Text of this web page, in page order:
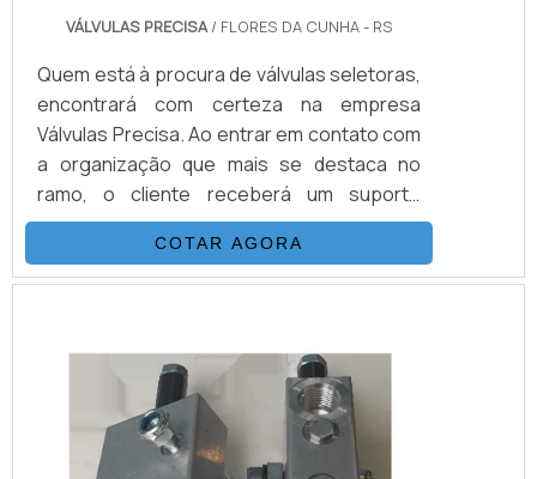
VÁLVULAS PRECISA/ FLORES DA CUNHA - RS
Quem está à procura de válvulas seletoras,
encontrará com certeza na empresa
Válvulas Precisa. Ao entrar em contato com
a organização que mais se destaca no
ramo, o cliente receberá um suporte
completo para sanar eventuais dúvidas
sobre o produto a ser adquirido.Quando o
quesito é válvulas seletoras, com a melhor
benefício e atendimento eficaz em todo o
COTAR AGORA